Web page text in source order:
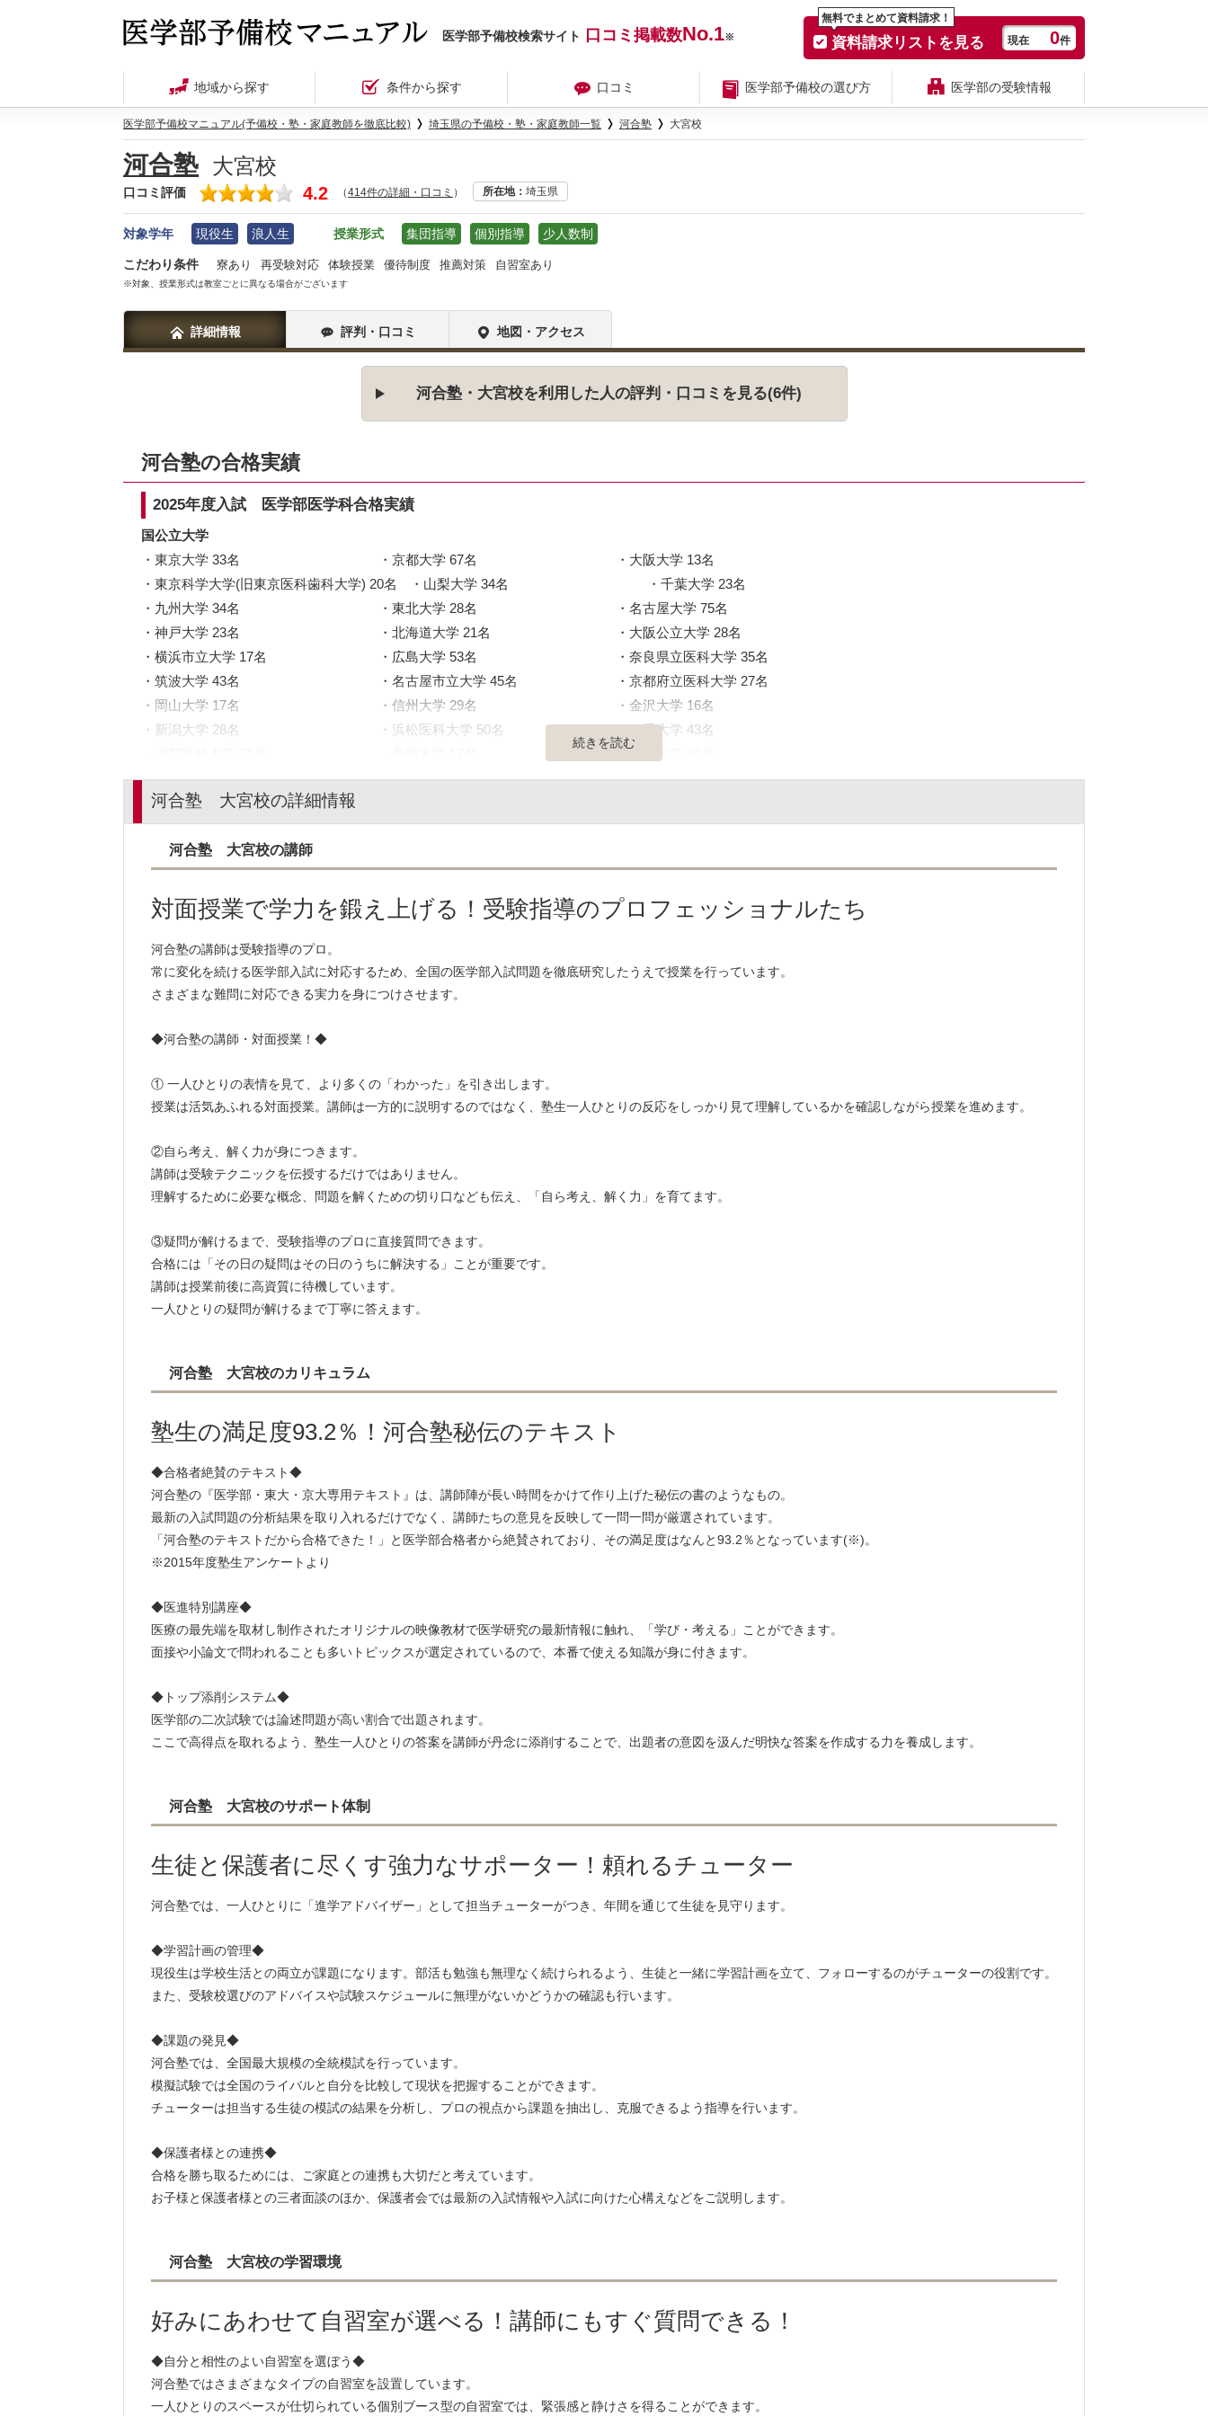
医学部予備校検索サイト 口コミ掲載数No.1※
無料でまとめて資料請求！
資料請求リストを見る 現在 0件
地域から探す 条件から探す 口コミ 医学部予備校の選び方 医学部の受験情報
医学部予備校マニュアル(予備校・塾・家庭教師を徹底比較) 埼玉県の予備校・塾・家庭教師一覧 河合塾 大宮校
河合塾 大宮校
口コミ評価 4.2 （414件の詳細・口コミ ） 所在地 埼玉県
対象学年 現役生 浪人生 授業形式 集団指導 個別指導 少人数制
こだわり条件 寮あり 再受験対応 体験授業 優待制度 推薦対策 自習室あり
※対象、授業形式は教室ごとに異なる場合がございます
詳細情報 評判・口コミ 地図・アクセス
河合塾・大宮校を利用した人の評判・口コミを見る(6件)
河合塾の合格実績
2025年度入試 医学部医学科合格実績
国公立大学
東京大学 33名
京都大学 67名
大阪大学 13名
東京科学大学(旧東京医科歯科大学) 20名
山梨大学 34名
千葉大学 23名
九州大学 34名
東北大学 28名
名古屋大学 75名
神戸大学 23名
北海道大学 21名
大阪公立大学 28名
横浜市立大学 17名
広島大学 53名
奈良県立医科大学 35名
筑波大学 43名
名古屋市立大学 45名
京都府立医科大学 27名
岡山大学 17名
信州大学 29名
金沢大学 16名
新潟大学 28名
浜松医科大学 50名
三重大学 43名
熊本大学 20名
和歌山県立医科大学 24名
群馬大学 24名
富山大学 22名
岐阜大学 55名
愛媛大学 25名
香川大学 12名
高知大学 22名
福井大学 34名
琉球大学 17名
札幌医科大学 27名
大分大学 17名
鳥取大学 30名
徳島大学 23名
旭川医科大学 28名
秋田大学 41名
山形大学 31名
福島県立医科大学 43名
島根大学 24名
私立大学
日本医科大学 74名
昭和医科大学 80名
東邦大学 89名
帝京大学 74名
近畿大学 101名
愛知医科大学 182名
日本大学 68名
東海大学 82名
金沢医科大学 57名
北里大学 93名
久留米大学 53名
岩手医科大学 110名
埼玉医科大学 58名
獨協医科大学 87名
川崎医科大学 58名
続きを読む
河合塾 大宮校の詳細情報
河合塾 大宮校の講師
対面授業で学力を鍛え上げる！受験指導のプロフェッショナルたち
河合塾の講師は受験指導のプロ。
常に変化を続ける医学部入試に対応するため、全国の医学部入試問題を徹底研究したうえで授業を行っています。
さまざまな難問に対応できる実力を身につけさせます。
◆河合塾の講師・対面授業！◆
① 一人ひとりの表情を見て、より多くの「わかった」を引き出します。
授業は活気あふれる対面授業。講師は一方的に説明するのではなく、塾生一人ひとりの反応をしっかり見て理解しているかを確認しながら授業を進めます。
②自ら考え、解く力が身につきます。
講師は受験テクニックを伝授するだけではありません。
理解するために必要な概念、問題を解くための切り口なども伝え、「自ら考え、解く力」を育てます。
③疑問が解けるまで、受験指導のプロに直接質問できます。
合格には「その日の疑問はその日のうちに解決する」ことが重要です。
講師は授業前後に高資質に待機しています。
一人ひとりの疑問が解けるまで丁寧に答えます。
河合塾 大宮校のカリキュラム
塾生の満足度93.2％！河合塾秘伝のテキスト
◆合格者絶賛のテキスト◆
河合塾の『医学部・東大・京大専用テキスト』は、講師陣が長い時間をかけて作り上げた秘伝の書のようなもの。
最新の入試問題の分析結果を取り入れるだけでなく、講師たちの意見を反映して一問一問が厳選されています。
「河合塾のテキストだから合格できた！」と医学部合格者から絶賛されており、その満足度はなんと93.2％となっています(※)。
※2015年度塾生アンケートより
◆医進特別講座◆
医療の最先端を取材し制作されたオリジナルの映像教材で医学研究の最新情報に触れ、「学び・考える」ことができます。
面接や小論文で問われることも多いトピックスが選定されているので、本番で使える知識が身に付きます。
◆トップ添削システム◆
医学部の二次試験では論述問題が高い割合で出題されます。
ここで高得点を取れるよう、塾生一人ひとりの答案を講師が丹念に添削することで、出題者の意図を汲んだ明快な答案を作成する力を養成します。
河合塾 大宮校のサポート体制
生徒と保護者に尽くす強力なサポーター！頼れるチューター
河合塾では、一人ひとりに「進学アドバイザー」として担当チューターがつき、年間を通じて生徒を見守ります。
◆学習計画の管理◆
現役生は学校生活との両立が課題になります。部活も勉強も無理なく続けられるよう、生徒と一緒に学習計画を立て、フォローするのがチューターの役割です。
また、受験校選びのアドバイスや試験スケジュールに無理がないかどうかの確認も行います。
◆課題の発見◆
河合塾では、全国最大規模の全統模試を行っています。
模擬試験では全国のライバルと自分を比較して現状を把握することができます。
チューターは担当する生徒の模試の結果を分析し、プロの視点から課題を抽出し、克服できるよう指導を行います。
◆保護者様との連携◆
合格を勝ち取るためには、ご家庭との連携も大切だと考えています。
お子様と保護者様との三者面談のほか、保護者会では最新の入試情報や入試に向けた心構えなどをご説明します。
河合塾 大宮校の学習環境
好みにあわせて自習室が選べる！講師にもすぐ質問できる！
◆自分と相性のよい自習室を選ぼう◆
河合塾ではさまざまなタイプの自習室を設置しています。
一人ひとりのスペースが仕切られている個別ブース型の自習室では、緊張感と静けさを得ることができます。